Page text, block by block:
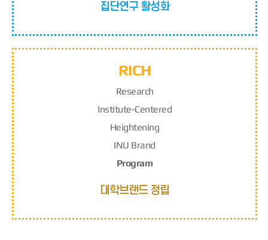
집단연구 활성화
RICH
Research
Institute-Centered
Heightening
INU Brand
Program
대학브랜드 정립